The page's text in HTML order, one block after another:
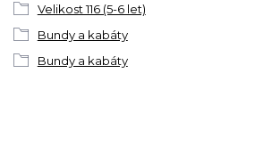
Velikost 116 (5-6 let)
Bundy a kabáty
Bundy a kabáty